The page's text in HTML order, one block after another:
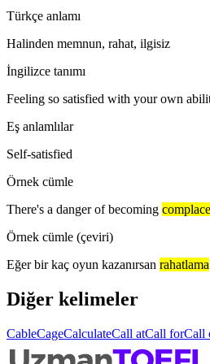
Türkçe anlamı
Halinden memnun, rahat, ilgisiz
İngilizce tanımı
Feeling so satisfied with your own
Eş anlamlılar
Self-satisfied
Örnek cümle
There's a danger of becoming
Örnek cümle (çeviri)
Eğer bir kaç oyun kazanırsan rahatlama
Diğer kelimeler
CableCageCalculateCall atCall forCall